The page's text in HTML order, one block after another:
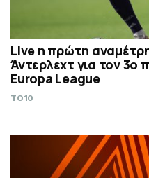
Live η πρώτη
Άντερλεχτ για τον 3ο
Europa League
TO10